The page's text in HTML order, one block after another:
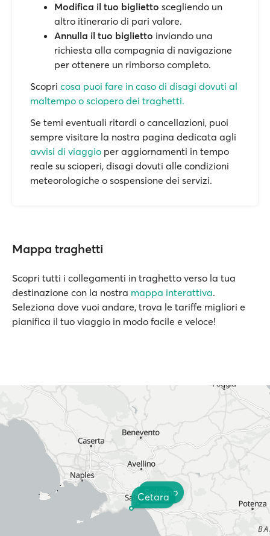
Modifica il tuo biglietto scegliendo un
altro itinerario di pari valore.
Annulla il tuo biglietto inviando una
richiesta alla compagnia di navigazione
per ottenere un rimborso completo.
Scopri cosa puoi fare in caso di disagi dovuti al
maltempo o sciopero dei traghetti.
Se temi eventuali ritardi o cancellazioni, puoi
sempre visitare la nostra pagina dedicata agli
avvisi di viaggio per aggiornamenti in tempo
reale su scioperi, disagi dovuti alle condizioni
meteorologiche o sospensione dei servizi.
Mappa traghetti
Scopri tutti i collegamenti in traghetto verso la tua
destinazione con la nostra mappa interattiva.
Seleziona dove vuoi andare, trova le tariffe migliori e
pianifica il tuo viaggio in modo facile e veloce!
Salerno
Cetara